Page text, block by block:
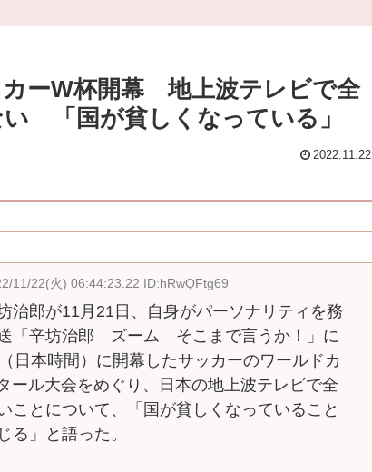
ーW杯開幕 地上波テレビで全
「国が貧しくなっている」
2022.11.22
11/22(火) 06:44:23.22 ID:hRwQFtg69
治郎が11月21日、自身がパーソナリティを務
「辛坊治郎 ズーム そこまで言うか！」に
日本時間）に開幕したサッカーのワールドカ
ール大会をめぐり、日本の地上波テレビで全
ことについて、「国が貧しくなっていること
る」と語った。